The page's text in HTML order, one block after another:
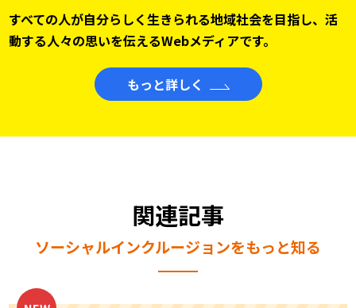
すべての人が自分らしく生きられる地域社会を目指し、活
動する人々の思いを伝えるWebメディアです。
もっと詳しく
関連記事
ソーシャルインクルージョンをもっと知る